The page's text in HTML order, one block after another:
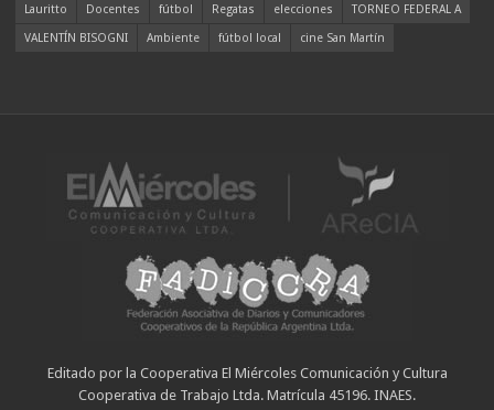
Lauritto
Docentes fútbol Regatas elecciones
TORNEO FEDERAL A
VALENTÍN BISOGNI
Ambiente fútbol local cine San Martín
Editado por la Cooperativa El Miércoles Comunicación y Cultura
Cooperativa de Trabajo Ltda. Matrícula 45196. INAES.